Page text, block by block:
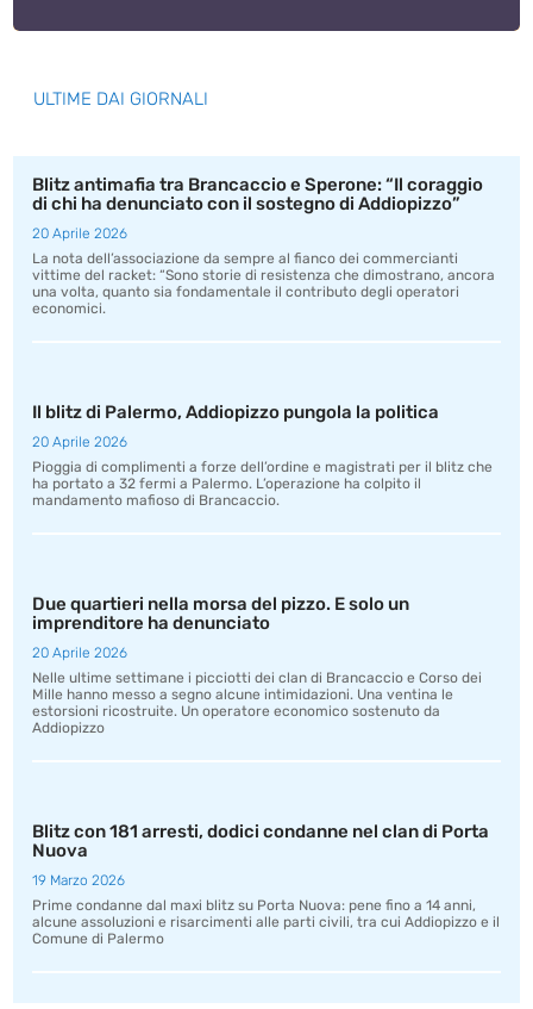
ULTIME DAI GIORNALI
Blitz antimafia tra Brancaccio e Sperone: “Il coraggio
di chi ha denunciato con il sostegno di Addiopizzo”
20 Aprile 2026
La nota dell’associazione da sempre al fianco dei commercianti
vittime del racket: “Sono storie di resistenza che dimostrano, ancora
una volta, quanto sia fondamentale il contributo degli operatori
economici.
Il blitz di Palermo, Addiopizzo pungola la politica
20 Aprile 2026
Pioggia di complimenti a forze dell’ordine e magistrati per il blitz che
ha portato a 32 fermi a Palermo. L’operazione ha colpito il
mandamento mafioso di Brancaccio.
Due quartieri nella morsa del pizzo. E solo un
imprenditore ha denunciato
20 Aprile 2026
Nelle ultime settimane i picciotti dei clan di Brancaccio e Corso dei
Mille hanno messo a segno alcune intimidazioni. Una ventina le
estorsioni ricostruite. Un operatore economico sostenuto da
Addiopizzo
Blitz con 181 arresti, dodici condanne nel clan di Porta
Nuova
19 Marzo 2026
Prime condanne dal maxi blitz su Porta Nuova: pene fino a 14 anni,
alcune assoluzioni e risarcimenti alle parti civili, tra cui Addiopizzo e il
Comune di Palermo